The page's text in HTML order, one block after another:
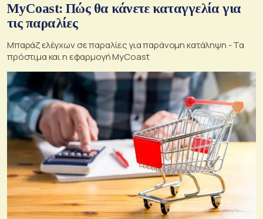
MyCoast: Πώς θα κάνετε καταγγελία για
τις παραλίες
Μπαράζ ελέγχων σε παραλίες για παράνομη κατάληψη - Τα
πρόστιμα και η εφαρμογή MyCoast